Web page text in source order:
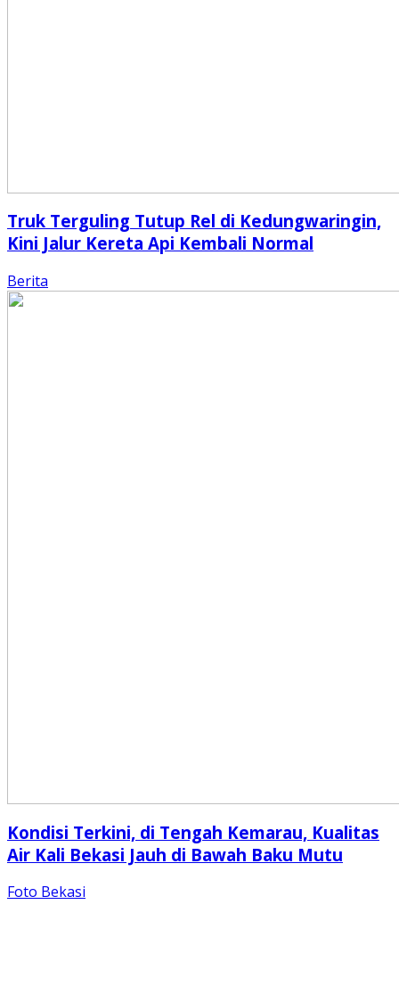
Truk Terguling Tutup Rel di Kedungwaringin,
Kini Jalur Kereta Api Kembali Normal
Berita
Kondisi Terkini, di Tengah Kemarau, Kualitas
Air Kali Bekasi Jauh di Bawah Baku Mutu
Foto Bekasi